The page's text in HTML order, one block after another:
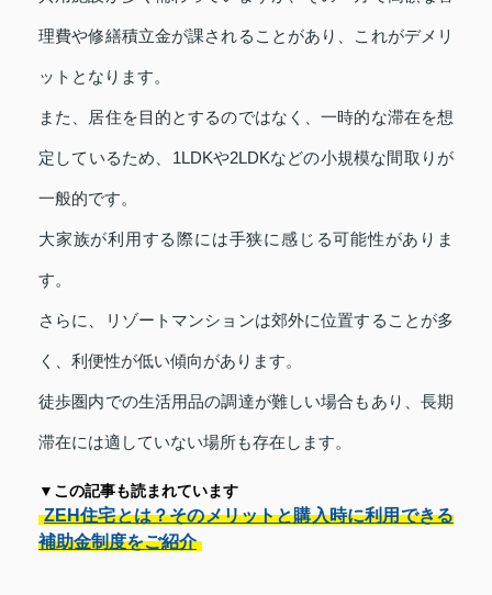
理費や修繕積立金が課されることがあり、これがデメリ
ットとなります。
また、居住を目的とするのではなく、一時的な滞在を想
定しているため、1LDKや2LDKなどの小規模な間取りが
一般的です。
大家族が利用する際には手狭に感じる可能性がありま
す。
さらに、リゾートマンションは郊外に位置することが多
く、利便性が低い傾向があります。
徒歩圏内での生活用品の調達が難しい場合もあり、長期
滞在には適していない場所も存在します。
▼この記事も読まれています
ZEH住宅とは？そのメリットと購入時に利用できる
補助金制度をご紹介